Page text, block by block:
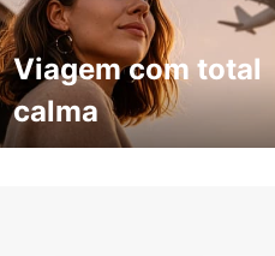
Viagem com total
calma